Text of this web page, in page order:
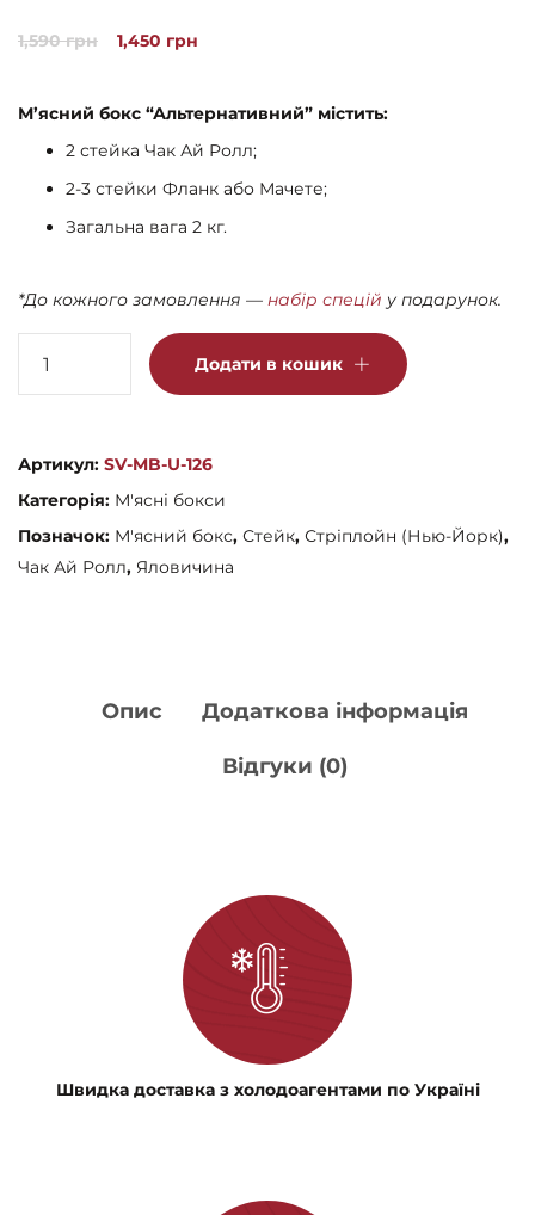
1,590грн
Оригінальна
1,590 грн.
1,450 грн
М’ясний бокс “Альтернативний” містить:
2 стейка Чак Ай Ролл;
2-3 стейки Фланк або Мачете;
Загальна вага 2 кг.
*До кожного замовлення — набір спецій у подарунок.
Додати в кошик
Артикул: SV-MB-U-126
Категорія: М'ясні бокси
Позначок: М'ясний бокс, Стейк, Стріплойн (Нью-Йорк),
Чак Ай Ролл, Яловичина
Опис Додаткова інформація
Відгуки (0)
Швидка доставка з холодоагентами по Україні